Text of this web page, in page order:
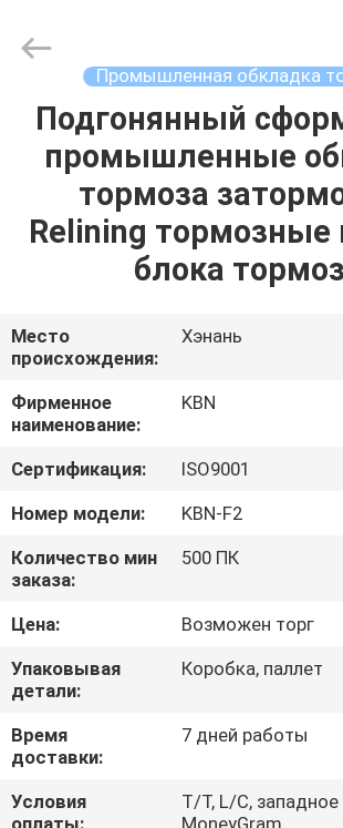
ДОМ
ПРОДУКТЫ
ПУТЕШЕСТВИЕ
ФАБРИКИ
ПРОВЕРКА
КАЧЕСТВА
СВЯЖИТЕСЬ
МЫ
СПРОСИТЕ
ЦИТАТУ
КАРТА
Reserved.
Промышленная обкладка
Подгонянный
промышленные
тормоза
Relining тормозные
блока
Место
происхождения:
Хэнань
Фирменное
наименование:
KBN
Сертификация:
ISO9001
Номер модели:
KBN-F2
Количество мин
заказа:
500 ПК
Цена:
Возможен торг
Упаковывая
детали:
Коробка, паллет
Время
доставки:
7 дней работы
Условия
T/T, L/C,